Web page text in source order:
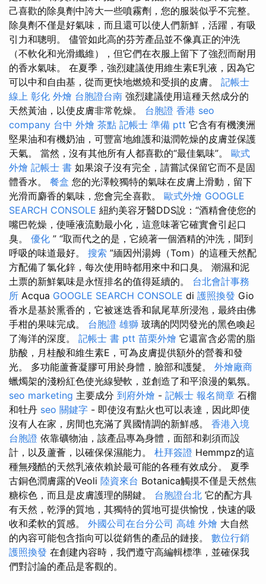
己喜歡的除臭劑中誇大一些噴霧劑，您的服裝似乎不完整。
除臭劑不僅是好氣味，而且還可以使人們新鮮，活躍，有吸
引力和聰明。 儘管如此高的芬芳產品並不像真正的沖洗
（不軟化和光滑纖維），但它們在衣服上留下了強烈而耐用
的香水氣味。 在夏季，強烈建議使用維生素E乳液，因為它
可以中和自由基，從而更快地燃燒和受損的皮膚。 記帳士
線上 彰化 外燴 台胞證台南 強烈建議使用這種天然成分的
天然黃油，以使皮膚非常乾燥。 台胞證 香港 seo
company 台中 外燴 茶點 記帳士 準備 ptt 它含有有機澳洲
堅果油和有機奶油，可豐富地維護和滋潤乾燥的皮膚並保護
天氣。 當然，沒有其他所有人都喜歡的“最佳氣味”。 歐式
外燴 記帳士 書 如果滾子沒有完全，請嘗試保留它而不是固
體香水。 餐盒 您的光澤較獨特的氣味在皮膚上滑動，留下
光滑而麝香的氣味，您會完全喜歡。 歐式外燴 GOOGLE
SEARCH CONSOLE 紐約美容牙醫DDS說：“酒精會使您的
嘴巴乾燥，使唾液流動最小化，這意味著它確實會引起口
臭。 優化 ” “取而代之的是，它繞著一個酒精的沖洗，聞到
呼吸的味道最好。 搜索 ”緬因州湯姆（Tom）的這種天然配
方配備了氯化鋅，每次使用時都用來中和口臭。 潮濕和泥
土票的新鮮氣味是永恆排名的值得延續的。 台北會計事務
所 Acqua GOOGLE SEARCH CONSOLE di 護照換發 Gio
香水是基於熏香的，它被迷迭香和鼠尾草所浸泡，最終由佛
手柑的果味完成。 台胞證 雄獅 玻璃的閃閃發光的黑色喚起
了海洋的深度。 記帳士 書 ptt 苗栗外燴 它還富含必需的脂
肪酸，月桂酸和維生素E，可為皮膚提供額外的營養和發
光。 多功能蘆薈凝膠可用於身體，臉部和護髮。 外燴廠商
蠟燭架的淺粉紅色使光線變軟，並創造了和平浪漫的氣氛。
seo marketing 主要成分 到府外燴 - 記帳士 報名簡章 石榴
和牡丹 seo 關鍵字 - 即使沒有點火也可以表達，因此即使
沒有人在家，房間也充滿了異國情調的新鮮感。 香港入境
台胞證 依靠礦物油，該產品專為身體，面部和剃須而設
計，以及蘆薈，以確保保濕能力。 杜拜簽證 Hemmpz的這
種無殘酷的天然乳液依賴於最可能的各種有效成分。 夏季
古銅色潤膚露的Veoli 陸資來台 Botanica觸摸不僅是天然焦
糖棕色，而且是皮膚護理的關鍵。 台胞證台北 它的配方具
有天然，乾淨的質地，其獨特的質地可提供愉悅，快速的吸
收和柔軟的質感。 外國公司在台分公司 高雄 外燴 大自然
的內容可能包含指向可以從銷售的產品的鏈接。 數位行銷
護照換發 在創建內容時，我們遵守高編輯標準，並確保我
們對討論的產品是客觀的。